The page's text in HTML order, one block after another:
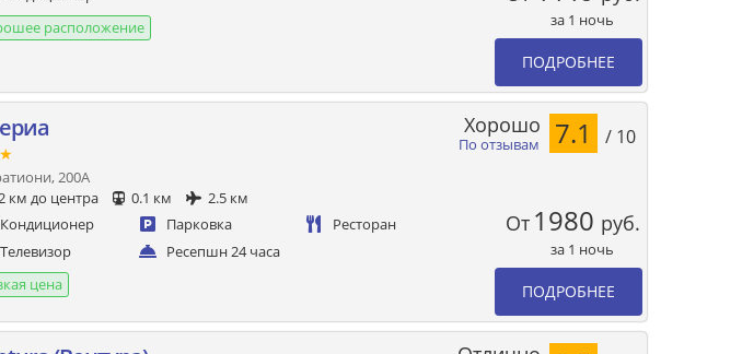
расположение
за 1 ночь
ПОДРОБНЕЕ
200А
км до центра
0.1 км
2.5 км
Кондиционер
Парковка
Ресторан
Телевизор
Ресепшн 24 часа
цена
По отзывам
Хорошо 7.1 / 10
От 1980 руб.
за 1 ночь
ПОДРОБНЕЕ